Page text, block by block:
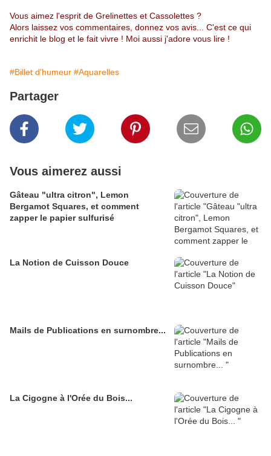
Vous aimez l'esprit de Grelinettes et Cassolettes ?
Alors laissez vos commentaires, donnez vos avis... C'est ce qui
enrichit le blog et le fait vivre ! Moi aussi j'adore vous lire !
#Billet d'humeur #Aquarelles
Partager
Vous aimerez aussi
Gâteau "ultra citron", Lemon
Bergamot Squares, et comment
zapper le papier sulfurisé
La Notion de Cuisson Douce
Mails de Publications en surnombre...
La Cigogne à l'Orée du Bois...